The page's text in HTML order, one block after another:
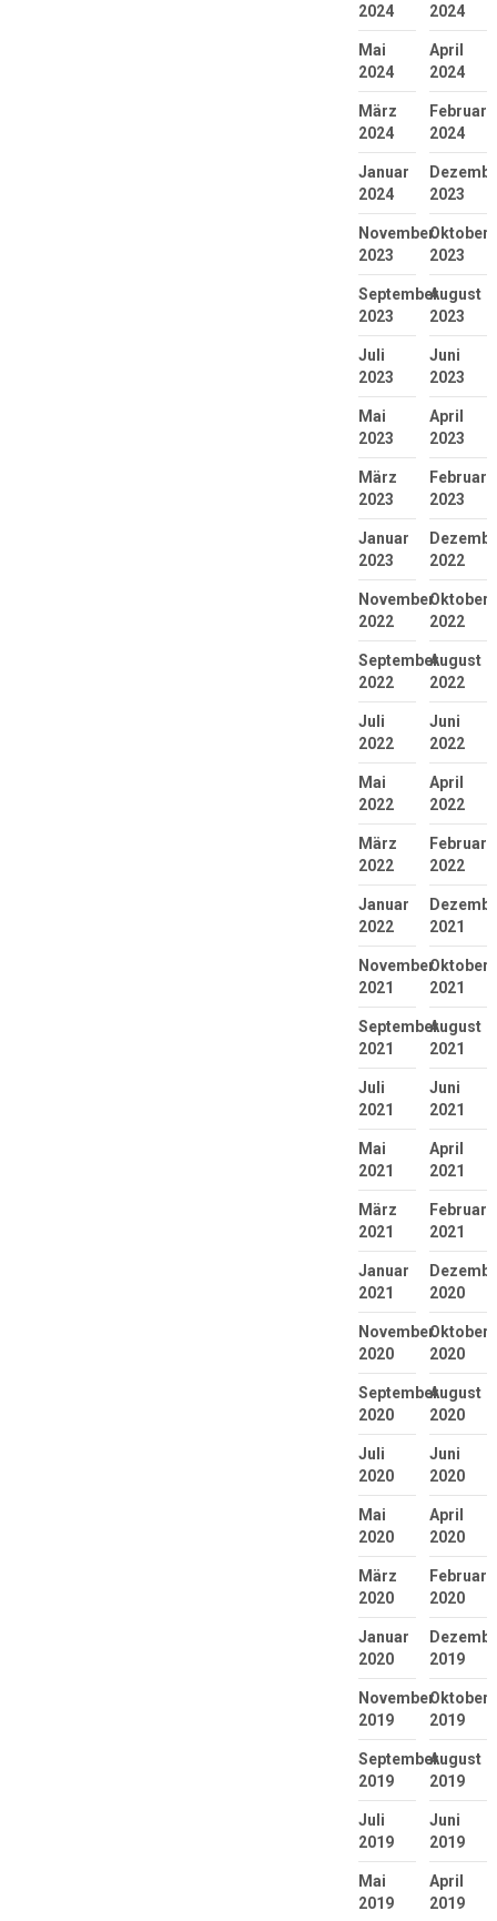
2024
2024
Mai
2024
April
2024
März
2024
Februar
2024
Januar
2024
2023
November
2023
Oktober
2023
September
2023
August
2023
Juli
2023
Juni
2023
Mai
2023
April
2023
März
2023
Februar
2023
Januar
2023
2022
November
2022
Oktober
2022
September
2022
August
2022
Juli
2022
Juni
2022
Mai
2022
April
2022
März
2022
Februar
2022
Januar
2022
2021
November
2021
Oktober
2021
September
2021
August
2021
Juli
2021
Juni
2021
Mai
2021
April
2021
März
2021
Februar
2021
Januar
2021
2020
November
2020
Oktober
2020
September
2020
August
2020
Juli
2020
Juni
2020
Mai
2020
April
2020
März
2020
Februar
2020
Januar
2020
2019
November
2019
Oktober
2019
September
2019
August
2019
Juli
2019
Juni
2019
Mai
2019
April
2019